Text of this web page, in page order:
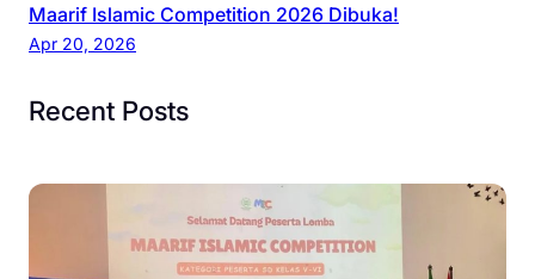
Maarif Islamic Competition 2026 Dibuka!
Apr 20, 2026
Recent Posts